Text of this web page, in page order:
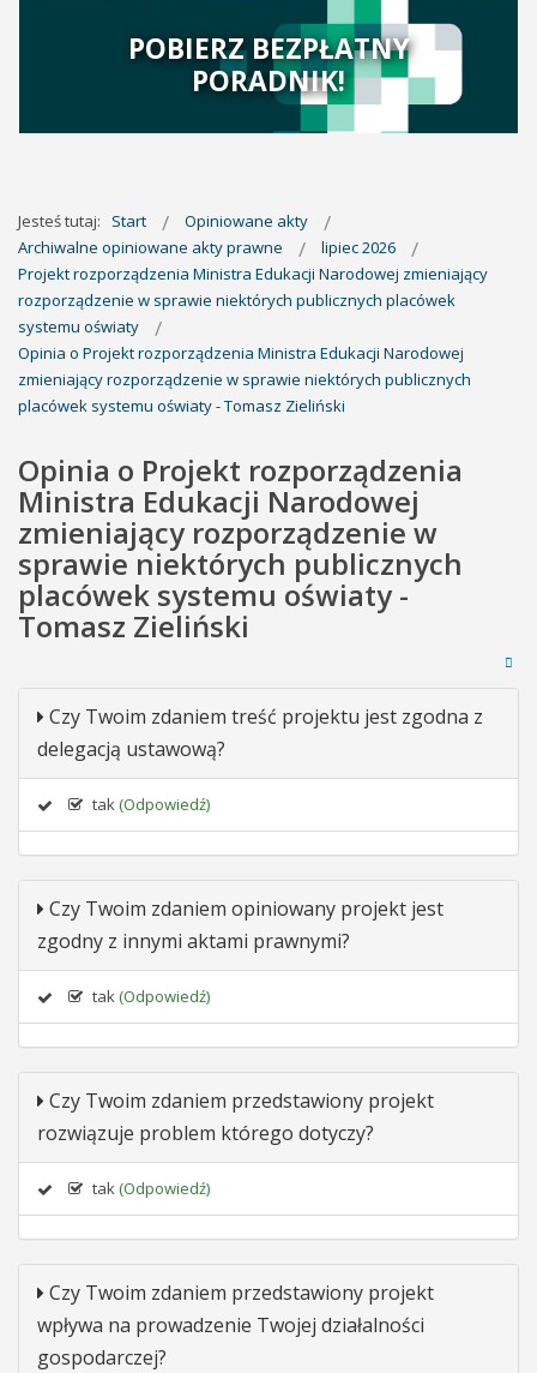
POBIERZ BEZPŁATNY
PORADNIK!
Jesteś tutaj: Start
Opiniowane akty
Archiwalne opiniowane akty prawne
lipiec 2026
Projekt rozporządzenia Ministra Edukacji Narodowej zmieniający
rozporządzenie w sprawie niektórych publicznych placówek
systemu oświaty
Opinia o Projekt rozporządzenia Ministra Edukacji Narodowej
zmieniający rozporządzenie w sprawie niektórych publicznych
placówek systemu oświaty - Tomasz Zieliński
Opinia o Projekt rozporządzenia
Ministra Edukacji Narodowej
zmieniający rozporządzenie w
sprawie niektórych publicznych
placówek systemu oświaty -
Tomasz Zieliński
Czy Twoim zdaniem treść projektu jest zgodna z
delegacją ustawową?
tak (Odpowiedź)
Czy Twoim zdaniem opiniowany projekt jest
zgodny z innymi aktami prawnymi?
tak (Odpowiedź)
Czy Twoim zdaniem przedstawiony projekt
rozwiązuje problem którego dotyczy?
tak (Odpowiedź)
Czy Twoim zdaniem przedstawiony projekt
wpływa na prowadzenie Twojej działalności
gospodarczej?